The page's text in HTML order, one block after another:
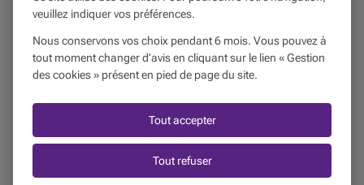
Auteur
Beobank
Date de publication
30janvier2018
Publié dans
Mon véhicule
veuillez indiquer vos préférences.
Nous conservons vos choix pendant 6 mois. Vous pouvez à
tout moment changer d’avis en cliquant sur le lien « Gestion
des cookies » présent en pied de page du site.
Tout accepter
Tout refuser